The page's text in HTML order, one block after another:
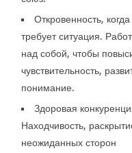
Откровенность, когда
требует ситуация.
над собой, чтобы
чувствительность,
понимание.
Здоровая
Находчивость,
неожиданных сторон